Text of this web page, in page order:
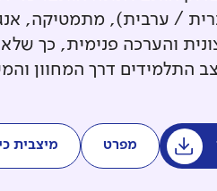
/ ערבית), מתמטיקה,
והערכה פנימית, כך
התלמידים דרך המחוון
מפרט מיצבית